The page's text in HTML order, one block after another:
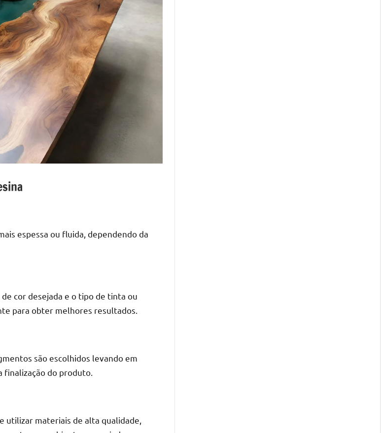
espessa ou fluida, dependendo da
cor desejada e o tipo de tinta ou
para obter melhores resultados.
são escolhidos levando em
finalização do produto.
utilizar materiais de alta qualidade,